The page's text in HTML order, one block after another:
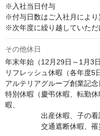
※入社当日付与
※付与日数はご入社月により
※次年度に繰り越していただ
その他休日
年末年始（12月29日～1月3日
リフレッシュ休暇（各年度5
アルテリアグループ創業記念
特別休暇（慶弔休暇、転勤
暇、
出産休暇、子の看護休
交通遮断休暇、罹災休